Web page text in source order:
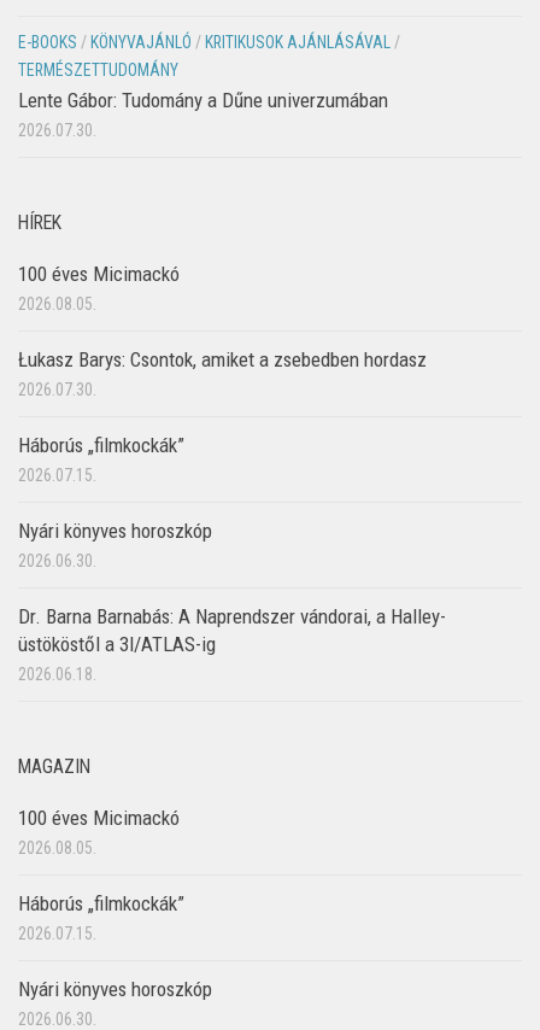
E-BOOKS / KÖNYVAJÁNLÓ / KRITIKUSOK AJÁNLÁSÁVAL
/
TERMÉSZETTUDOMÁNY
Lente Gábor: Tudomány a Dűne univerzumában
2026.07.30.
HÍREK
100 éves Micimackó
2026.08.05.
Łukasz Barys: Csontok, amiket a zsebedben hordasz
2026.07.30.
Háborús „filmkockák”
2026.07.15.
Nyári könyves horoszkóp
2026.06.30.
Dr. Barna Barnabás: A Naprendszer vándorai, a Halley-
üstököstől a 3I/ATLAS-ig
2026.06.18.
MAGAZIN
100 éves Micimackó
2026.08.05.
Háborús „filmkockák”
2026.07.15.
Nyári könyves horoszkóp
2026.06.30.